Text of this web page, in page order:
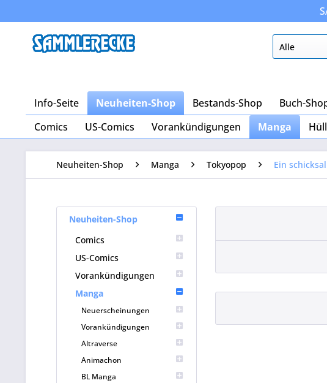
Info-Seite Neuheiten-Shop Bestands-Shop
Buch-
Comics
US-Comics Vorankündigungen Manga
Neuheiten-Shop Manga Tokyopop Ein
Neuheiten-Shop
Comics
US-Comics
Vorankündigungen
Manga
Neuerscheinungen
Vorankündigungen
Altraverse
Animachon
BL Manga